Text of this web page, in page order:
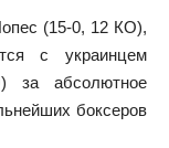
(15-0, 12 КО),
с украинцем
за абсолютное
боксеров